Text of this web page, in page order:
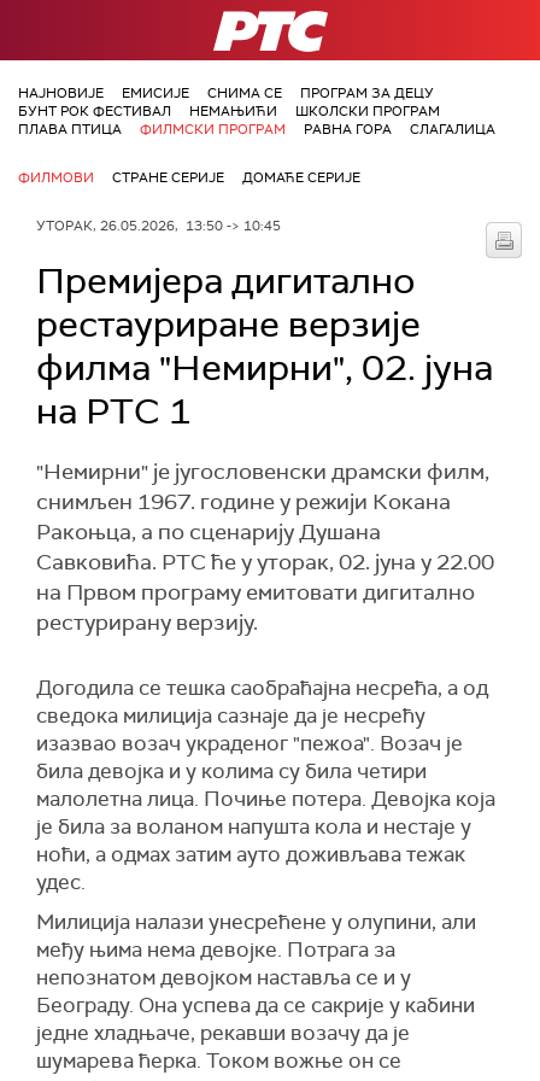
РТС
НАЈНОВИЈЕ ЕМИСИЈЕ СНИМА СЕ
ПРОГРАМ ЗА ДЕЦУ
БУНТ РОК ФЕСТИВАЛ
НЕМАЊИЋИ
ШКОЛСКИ ПРОГРАМ
ПЛАВА ПТИЦА
ФИЛМСКИ ПРОГРАМ РАВНА ГОРА СЛАГАЛИЦА
ФИЛМОВИ СТРАНЕ СЕРИЈЕ ДОМАЋЕ СЕРИЈЕ
УТОРАК, 26.05.2026, 13:50 -> 10:45
Премијера дигитално
рестауриране верзије
филма "Немирни", 02. јуна
на РТС 1
"Немирни" је југословенски драмски филм,
снимљен 1967. године у режији Кокана
Ракоњца, а по сценарију Душана
Савковића. РТС ће у уторак, 02. јуна у 22.00
на Првом програму емитовати дигитално
рестурирану верзију.
Догодила се тешка саобраћајна несрећа, а од
сведока милиција сазнаје да је несрећу
изазвао возач украденог "пежоа". Возач је
била девојка и у колима су била четири
малолетна лица. Почиње потера. Девојка која
је била за воланом напушта кола и нестаје у
ноћи, а одмах затим ауто доживљава тежак
удес.
Милиција налази унесрећене у олупини, али
међу њима нема девојке. Потрага за
непознатом девојком наставља се и у
Београду. Она успева да се сакрије у кабини
једне хладњаче, рекавши возачу да је
шумарева ћерка. Током вожње он се